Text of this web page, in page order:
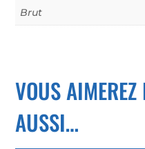
Brut
VOUS AIMEREZ
AUSSI…